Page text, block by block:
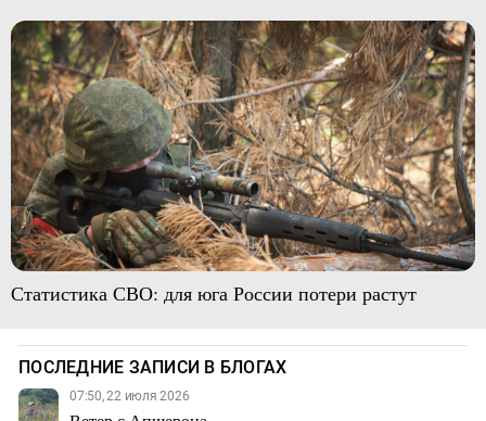
Статистика СВО: для юга России потери растут
ПОСЛЕДНИЕ ЗАПИСИ В БЛОГАХ
07:50, 22 июля 2026